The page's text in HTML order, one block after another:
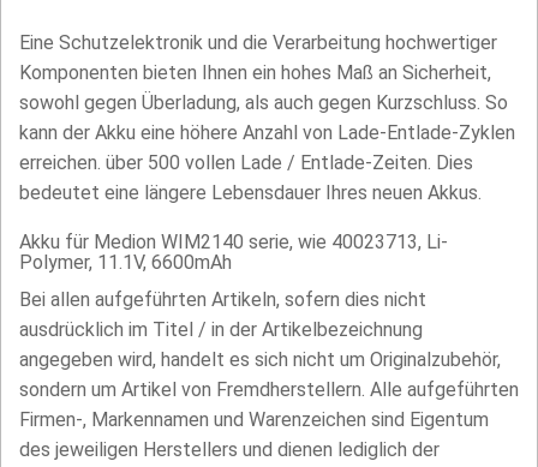
Eine Schutzelektronik und die Verarbeitung hochwertiger
Komponenten bieten Ihnen ein hohes Maß an Sicherheit,
sowohl gegen Überladung, als auch gegen Kurzschluss. So
kann der Akku eine höhere Anzahl von Lade-Entlade-Zyklen
erreichen. über 500 vollen Lade / Entlade-Zeiten. Dies
bedeutet eine längere Lebensdauer Ihres neuen Akkus.
Akku für Medion WIM2140 serie, wie 40023713, Li-
Polymer, 11.1V, 6600mAh
Bei allen aufgeführten Artikeln, sofern dies nicht
ausdrücklich im Titel / in der Artikelbezeichnung
angegeben wird, handelt es sich nicht um Originalzubehör,
sondern um Artikel von Fremdherstellern. Alle aufgeführten
Firmen-, Markennamen und Warenzeichen sind Eigentum
des jeweiligen Herstellers und dienen lediglich der